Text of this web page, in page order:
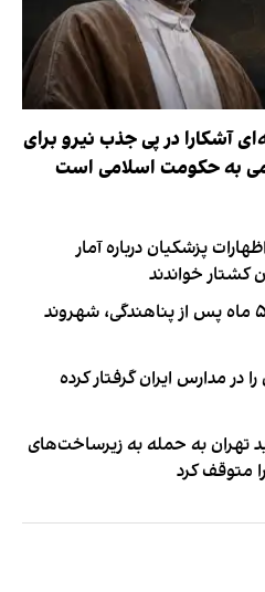
آشکارا در پی جذب نیرو برای
به حکومت اسلامی است
پزشکیان درباره آمار
کشتار خواندند
دو فوتبالیست زن ایرانی ۵ ماه پس از پناهندگی، شهروند
در مدارس ایران گرفتار کرده
تهران به حمله به زیرساخت‌های
متوقف کرد